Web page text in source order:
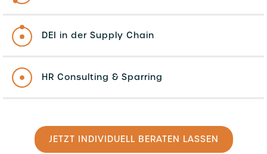
DEI in der Supply Chain
HR Consulting & Sparring
JETZT INDIVIDUELL BERATEN LASSEN